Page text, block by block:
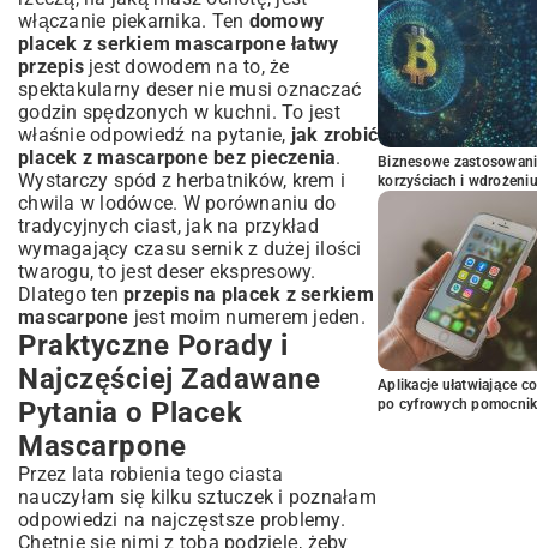
włączanie piekarnika. Ten domowy
placek z serkiem mascarpone łatwy
przepisjest dowodem na to, że
spektakularny deser nie musi oznaczać
godzin spędzonych w kuchni. To jest
właśnie odpowiedź na pytanie, jak zrobić
placek z mascarpone bez pieczenia.
Wystarczy spód z herbatników, krem i
chwila w lodówce. W porównaniu do
tradycyjnych ciast, jak na przykład
wymagający czasusernik z dużej ilości
twarogu, to jest deser ekspresowy.
Dlatego ten przepis na placek z serkiem
mascarpone jest moim numerem jeden.
Praktyczne Porady i
Najczęściej Zadawane
Pytania o Placek
Mascarpone
Przez lata robienia tego ciasta
nauczyłam się kilku sztuczek i poznałam
odpowiedzi na najczęstsze problemy.
Chętnie się nimi z tobą podzielę, żeby
Biznesowe
korzyściach i wdrożeniu
Aplikacje ułatwiające
po cyfrowych